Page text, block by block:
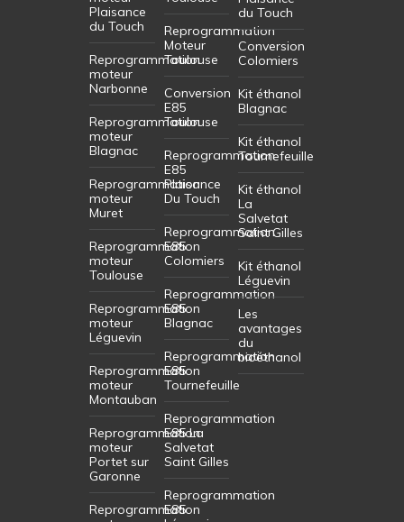
Plaisance
du Touch
Reprogrammation
moteur
Narbonne
Reprogrammation
moteur
Blagnac
Reprogrammation
moteur
Muret
Reprogrammation
moteur
Toulouse
Reprogrammation
moteur
Léguevin
Reprogrammation
moteur
Montauban
Reprogrammation
moteur
Portet sur
Garonne
Reprogrammation
Reprogrammation
Moteur
Toulouse
Conversion
E85
Toulouse
Reprogrammation
E85
Plaisance
Du Touch
Reprogrammation
E85
Colomiers
Reprogrammation
E85
Blagnac
Reprogrammation
E85
Tournefeuille
Reprogrammation
E85 La
Salvetat
Saint Gilles
Reprogrammation
E85
du Touch
Conversion
Colomiers
Kit éthanol
Blagnac
Kit éthanol
Tournefeuille
Kit éthanol
La
Salvetat
Saint Gilles
Kit éthanol
Léguevin
Les
avantages
du
bioéthanol